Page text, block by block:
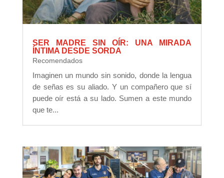
SER MADRE SIN OÍR: UNA MIRADA
ÍNTIMA DESDE SORDA
Recomendados
Imaginen un mundo sin sonido, donde la lengua
de señas es su aliado. Y un compañero que sí
puede oír está a su lado. Sumen a este mundo
que te...